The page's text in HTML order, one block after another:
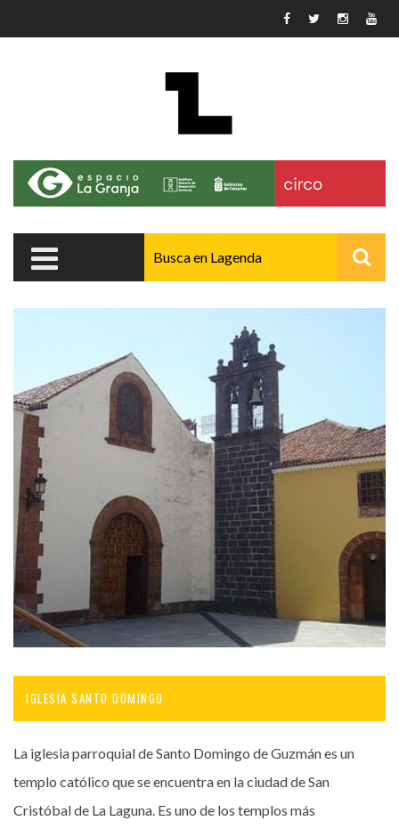
IGLESIA SANTO DOMINGO
La iglesia parroquial de Santo Domingo de Guzmán es un
templo católico que se encuentra en la ciudad de San
Cristóbal de La Laguna. Es uno de los templos más